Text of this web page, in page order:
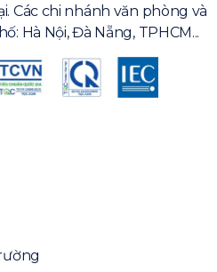
Các chi nhánh văn phòng và
Hà Nội, Đà Nẵng, TPHCM...